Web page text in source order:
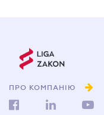
ПРО КОМПАНІЮ